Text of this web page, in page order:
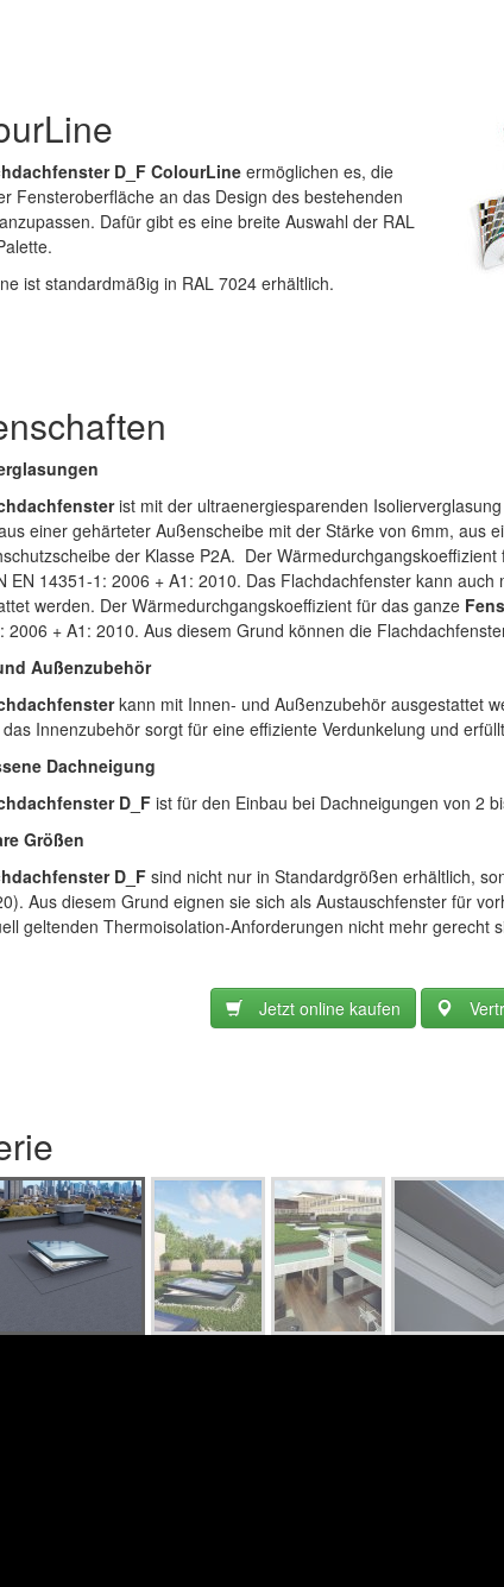
D_F ColourLineermöglichen es, die
Fensteroberfläche an das Design des bestehenden
Dafür gibt es eine breite Auswahl der RAL
ist standardmäßig in RAL 7024 erhältlich.
ist mit der ultraenergiesparenden
einer gehärteter Außenscheibe mit der Stärke von 6mm, aus
der Klasse P2A. Der Wärmedurchgangskoeffizient
EN 14351-1: 2006 + A1: 2010. Das Flachdachfenster kann
werden. Der Wärmedurchgangskoeffizient für das ganze
2006 + A1: 2010. Aus diesem Grund können die
Außenzubehör
kann mit Innen- und Außenzubehör ausgestattet
Innenzubehör sorgt für eine effiziente Verdunkelung und
Dachneigung
D_Fist für den Einbau bei Dachneigungen von 2
Größen
D_Fsind nicht nur in Standardgrößen erhältlich,
Aus diesem Grund eignen sie sich als Austauschfenster für
geltenden Thermoisolation-Anforderungen nicht mehr gerecht
Jetzt online kaufen